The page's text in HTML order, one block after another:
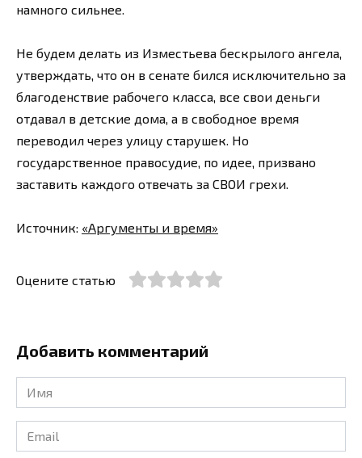
намного сильнее.
Не будем делать из Изместьева бескрылого ангела,
утверждать, что он в сенате бился исключительно за
благоденствие рабочего класса, все свои деньги
отдавал в детские дома, а в свободное время
переводил через улицу старушек. Но
государственное правосудие, по идее, призвано
заставить каждого отвечать за СВОИ грехи.
Источник: «Аргументы и время»
Оцените статью
Добавить комментарий
Имя
*
Email
*